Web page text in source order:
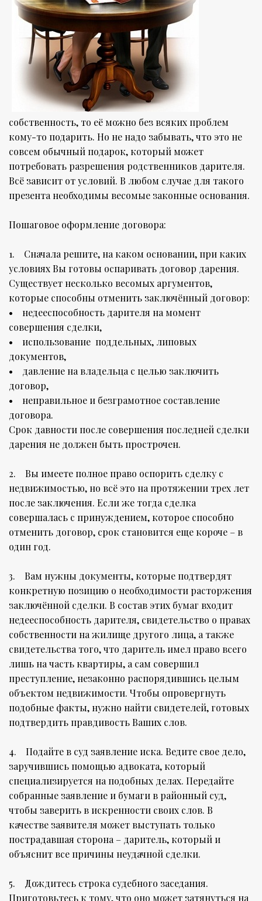
собственность, то её можно без всяких проблем
кому-то подарить. Но не надо забывать, что это не
совсем обычный подарок, который может
потребовать разрешения родственников дарителя.
Всё зависит от условий. В любом случае для такого
презента необходимы весомые законные основания.
Пошаговое оформление договора:
1. Сначала решите, на каком основании, при каких
условиях Вы готовы оспаривать договор дарения.
Существует несколько весомых аргументов,
которые способны отменить заключённый договор:
• недееспособность дарителя на момент
совершения сделки,
• использование поддельных, липовых
документов,
• давление на владельца с целью заключить
договор,
• неправильное и безграмотное составление
договора.
Срок давности после совершения последней сделки
дарения не должен быть прострочен.
2. Вы имеете полное право оспорить сделку с
недвижимостью, но всё это на протяжении трех лет
после заключения. Если же тогда сделка
совершалась с принуждением, которое способно
отменить договор, срок становится еще короче – в
один год.
3. Вам нужны документы, которые подтвердят
конкретную позицию о необходимости расторжения
заключённой сделки. В состав этих бумаг входит
недееспособность дарителя, свидетельство о правах
собственности на жилище другого лица, а также
свидетельства того, что даритель имел право всего
лишь на часть квартиры, а сам совершил
преступление, незаконно распорядившись целым
объектом недвижимости. Чтобы опровергнуть
подобные факты, нужно найти свидетелей, готовых
подтвердить правдивость Ваших слов.
4. Подайте в суд заявление иска. Ведите свое дело,
заручившись помощью адвоката, который
специализируется на подобных делах. Передайте
собранные заявление и бумаги в районный суд,
чтобы заверить в искренности своих слов. В
качестве заявителя может выступать только
пострадавшая сторона – даритель, который и
объяснит все причины неудачной сделки.
5. Дождитесь строка судебного заседания.
Приготовьтесь к тому, что оно может затянуться на